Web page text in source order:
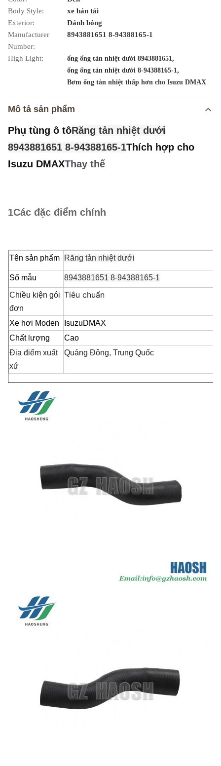
Body Style:
xe bán tải
Exterior:
Đánh bóng
Manufacturer
Number:
8943881651 8-94388165-1
High Light: ống ống tản nhiệt dưới 8943881651,
ống ống tản nhiệt dưới 8-94388165-1,
Bơm ống tản nhiệt thấp hơn cho Isuzu DMAX
Mô tả sản phẩm
Phụ tùng ô tôRăng tản nhiệt dưới
8943881651 8-94388165-1Thích hợp cho
Isuzu DMAXThay thế
1Các đặc điểm chính
Tên sản phẩm Răng tản nhiệt dưới
Số mẫu 8943881651 8-94388165-1
Chiều kiện gói
đơn
Tiêu chuẩn
Xe hơi Moden IsuzuDMAX
Chất lượng
Cao
Địa điểm xuất
xứ
Quảng Đông, Trung Quốc